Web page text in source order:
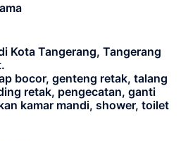
Kota Tangerang, Tangerang
bocor, genteng retak, talang
retak, pengecatan, ganti
kamar mandi, shower, toilet